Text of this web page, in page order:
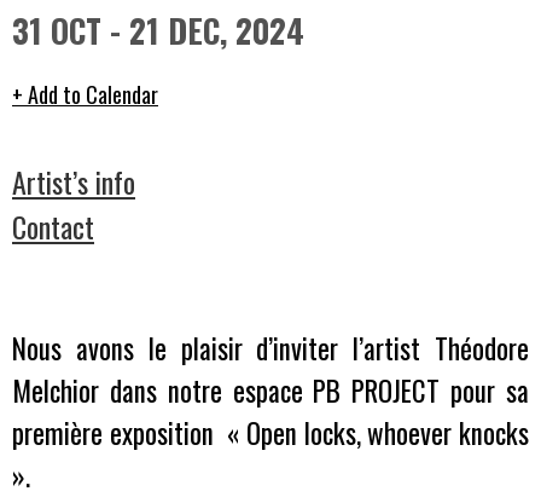
31 OCT - 21 DEC, 2024
+ Add to Calendar
Artist’s info
Contact
Nous avons le plaisir d’inviter l’artist Théodore
Melchior dans notre espace PB PROJECT pour sa
première exposition « Open locks, whoever knocks
».